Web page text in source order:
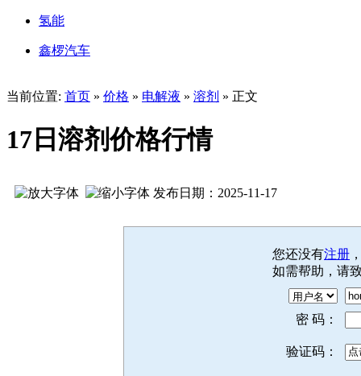
氢能
鑫椤汽车
当前位置: 首页 » 价格 » 电解液 » 溶剂 » 正文
17日溶剂价格行情
发布日期：2025-11-17
您还没有注册
如需帮助，请
密 码：
验证码：